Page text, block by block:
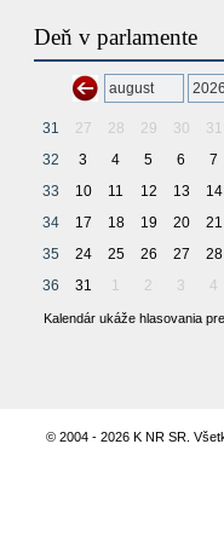
Deň v parlamente
31 27 28 29 30 31
32
3 4 5 6 7
33
10 11 12 13 14
34
17 18 19 20 21
35
24 25 26 27 28
36
31 1 2 3 4
Kalendár ukáže hlasovania
© 2004 - 2026 K NR SR.